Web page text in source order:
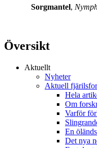
Sorgmantel,
Översikt
Aktuellt
Nyheter
Aktuell
Hela
Om
Varför
En
Det nya